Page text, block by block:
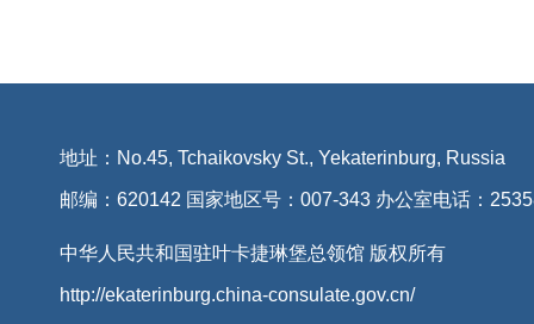
地址：No.45, Tchaikovsky St., Yekaterinburg, Russia
邮编：620142 国家地区号：007-343 办公室电话：
中华人民共和国驻叶卡捷琳堡总领馆 版权所有
http://ekaterinburg.china-consulate.gov.cn/